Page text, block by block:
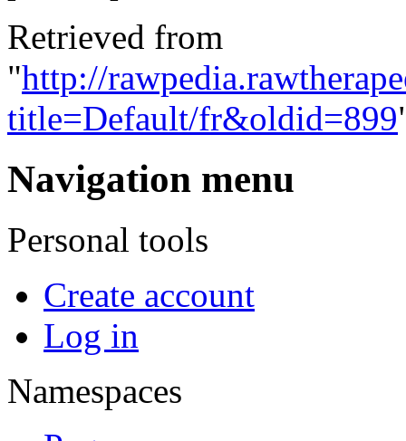
Retrieved from
"http://
title=Default/fr&oldid=899
Navigation menu
Personal tools
Create account
Log in
Namespaces